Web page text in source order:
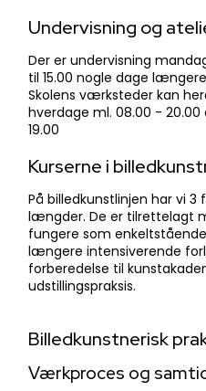
Undervisning og
Der er undervisning
til 15.00 nogle dage
​Skolens værksteder kan
hverdage ml. 08.00 -
19.00
Kurserne i
På billedkunstlinjen har vi 3
længder. De er tilrettelagt
fungere som
længere intensiverende
forberedelse til
udstillingspraksis.
Billedkunstnerisk
Værkproces og